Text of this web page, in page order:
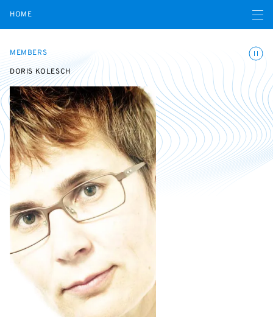
HOME Open
MEMBERS
DORIS KOLESCH